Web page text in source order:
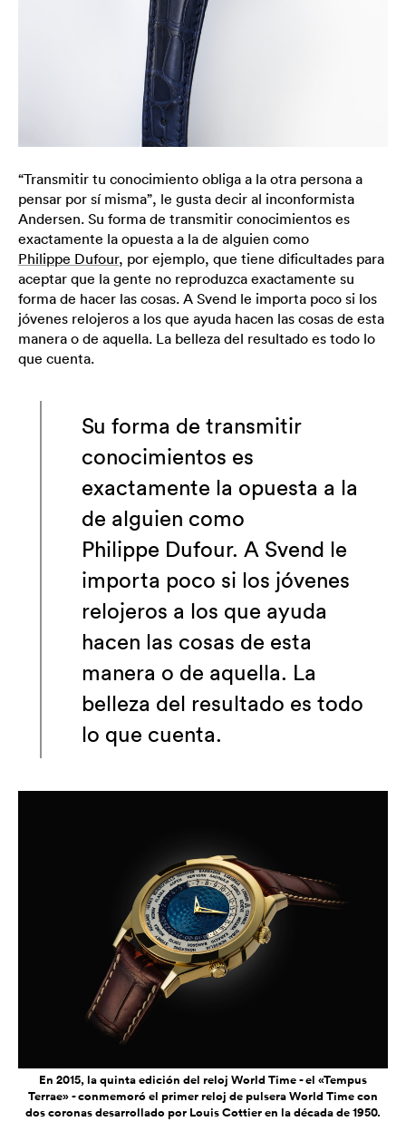
“Transmitir tu conocimiento obliga a la otra persona a
pensar por sí misma”, le gusta decir al inconformista
Andersen. Su forma de transmitir conocimientos es
exactamente la opuesta a la de alguien como
Philippe Dufour, por ejemplo, que tiene dificultades para
aceptar que la gente no reproduzca exactamente su
forma de hacer las cosas. A Svend le importa poco si los
jóvenes relojeros a los que ayuda hacen las cosas de esta
manera o de aquella. La belleza del resultado es todo lo
que cuenta.
Su forma de transmitir
conocimientos es
exactamente la opuesta a la
de alguien como
Philippe Dufour. A Svend le
importa poco si los jóvenes
relojeros a los que ayuda
hacen las cosas de esta
manera o de aquella. La
belleza del resultado es todo
lo que cuenta.
En 2015, la quinta edición del reloj World Time - el «Tempus
Terrae» - conmemoró el primer reloj de pulsera World Time con
dos coronas desarrollado por Louis Cottier en la década de 1950.